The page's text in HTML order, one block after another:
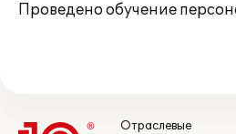
Проведено обучение
Отраслевые